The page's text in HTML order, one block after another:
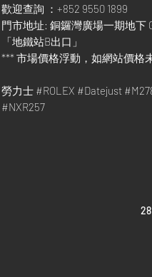
歡迎查詢 ：+852 9550 1899
門市地址: 銅鑼灣廣場一期地下
「地鐵站B出口」
*** 市場價格浮動，如網站價格
勞力士 #ROLEX #Datejust
#NXR257